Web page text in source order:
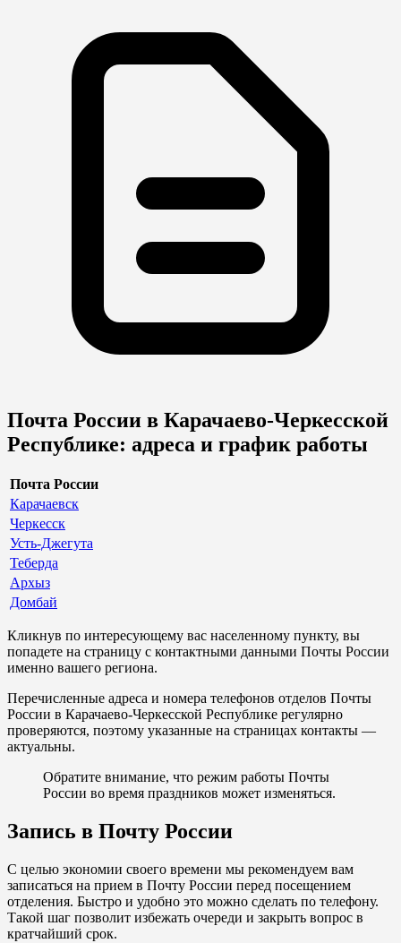
Почта России в Карачаево-Черкесской
Республике: адреса и график работы
Почта России
Карачаевск
Черкесск
Усть-Джегута
Теберда
Архыз
Домбай
Кликнув по интересующему вас населенному пункту, вы
попадете на страницу с контактными данными Почты России
именно вашего региона.
Перечисленные адреса и номера телефонов отделов Почты
России в Карачаево-Черкесской Республике регулярно
проверяются, поэтому указанные на страницах контакты —
актуальны.
Обратите внимание, что режим работы Почты
России во время праздников может изменяться.
Запись в Почту России
С целью экономии своего времени мы рекомендуем вам
записаться на прием в Почту России перед посещением
отделения. Быстро и удобно это можно сделать по телефону.
Такой шаг позволит избежать очереди и закрыть вопрос в
кратчайший срок.